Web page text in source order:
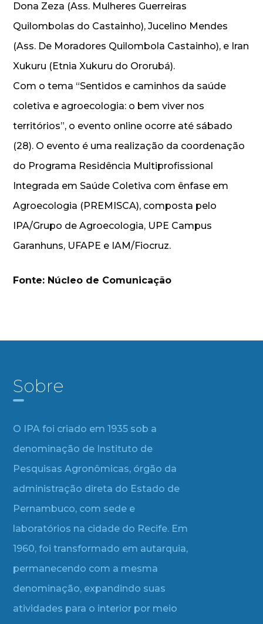
Dona Zeza (Ass. Mulheres Guerreiras
Quilombolas do Castainho), Jucelino Mendes
(Ass. De Moradores Quilombola Castainho), e Iran
Xukuru (Etnia Xukuru do Ororubá).
Com o tema “Sentidos e caminhos da saúde
coletiva e agroecologia: o bem viver nos
territórios”, o evento online ocorre até sábado
(28). O evento é uma realização da coordenação
do Programa Residência Multiprofissional
Integrada em Saúde Coletiva com ênfase em
Agroecologia (PREMISCA), composta pelo
IPA/Grupo de Agroecologia, UPE Campus
Garanhuns, UFAPE e IAM/Fiocruz.
Fonte: Núcleo de Comunicação
Sobre
O IPA foi criado em 1935 sob a
denominação de Instituto de
Pesquisas Agronômicas, órgão da
administração direta do Estado de
Pernambuco, com sede e
laboratórios na cidade do Recife. Em
1960, foi transformado em autarquia,
permanecendo com a mesma
denominação, expandindo suas
atividades para o interior por meio